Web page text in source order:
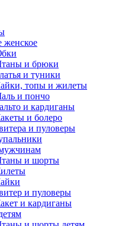
женское
и брюки
и туники
топы и жилеты
и пончо
и кардиганы
и болеро
и пуловеры
и шорты
и пуловеры
и кардиганы